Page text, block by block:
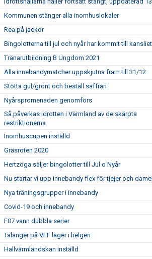
Kommunen stänger alla inomhuslokaler
Rea på jackor
Bingolotterna till jul och nyår har kommit till kansliet
Tränarutbildning B Ungdom 2021
Alla innebandymatcher uppskjutna fram till 31/12
Stötta gul/grönt och beställ saffran
Nyårspromenaden genomförs
Så påverkas idrotten i Värmland av de skärpta
restriktionerna
Inomhuscupen inställd
Gräsroten 2020
Hertzöga säljer bingolotter till Jul o Nyår
Nu startar vi upp innebandy flex för tjejer och
Nya träningsgrupper i innebandy
Covid-19 och innebandy
F07 vann dubbla serier
Talanger på VFF läger i helgen
Hallvärmländskan inställd